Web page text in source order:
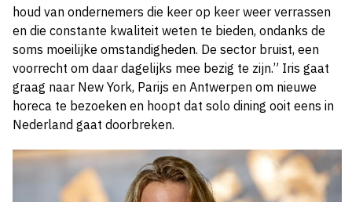
houd van ondernemers die keer op keer weer verrassen
en die constante kwaliteit weten te bieden, ondanks de
soms moeilijke omstandigheden. De sector bruist, een
voorrecht om daar dagelijks mee bezig te zijn.” Iris gaat
graag naar New York, Parijs en Antwerpen om nieuwe
horeca te bezoeken en hoopt dat solo dining ooit eens in
Nederland gaat doorbreken.